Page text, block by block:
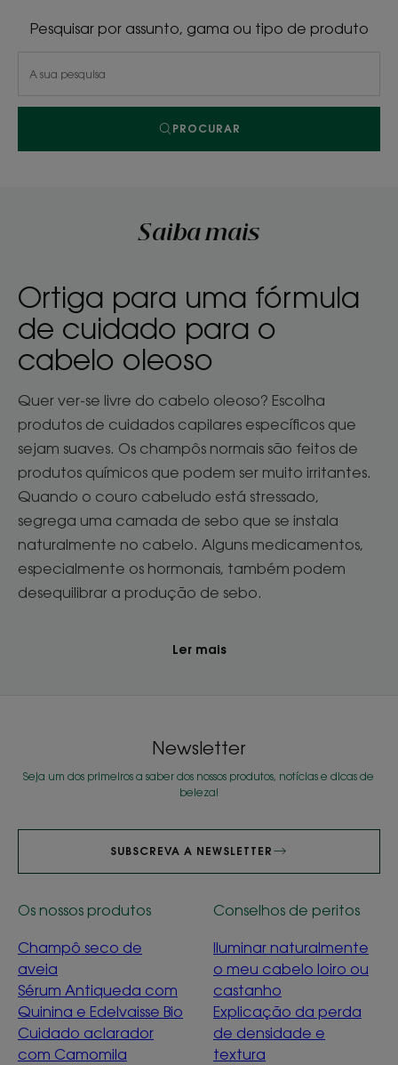
Pesquisar por assunto, gama ou tipo de produto
PROCURAR
Saiba mais
Ortiga para uma fórmula
de cuidado para o
cabelo oleoso
Quer ver-se livre do cabelo oleoso? Escolha
produtos de cuidados capilares específicos que
sejam suaves. Os champôs normais são feitos de
produtos químicos que podem ser muito irritantes.
Quando o couro cabeludo está stressado,
segrega uma camada de sebo que se instala
naturalmente no cabelo. Alguns medicamentos,
especialmente os hormonais, também podem
desequilibrar a produção de sebo.
Ler mais
Newsletter
Seja um dos primeiros a saber dos nossos produtos, notícias e dicas de
beleza!
SUBSCREVA A NEWSLETTER
Os nossos produtos
Champô seco de
aveia
Sérum Antiqueda com
Quinina e Edelvaisse Bio
Cuidado aclarador
com Camomila
Conselhos de peritos
Iluminar naturalmente
o meu cabelo loiro ou
castanho
Explicação da perda
de densidade e
textura